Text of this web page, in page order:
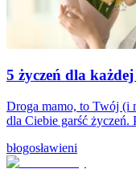
5 życzeń dla
Droga mamo, to Twój (i
dla Ciebie garść życzeń.
błogosławieni